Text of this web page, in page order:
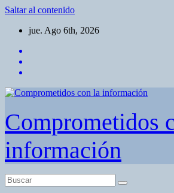
Saltar al contenido
jue. Ago 6th, 2026
Comprometidos
información